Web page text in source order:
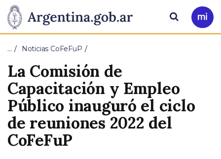
Presidencia
de
la
Nación
Pasar al contenido principal
Ir
a
Buscar
… Noticias CoFeFuP
La Comisión de
Capacitación y Empleo
Público inauguró el ciclo
de reuniones 2022 del
CoFeFuP